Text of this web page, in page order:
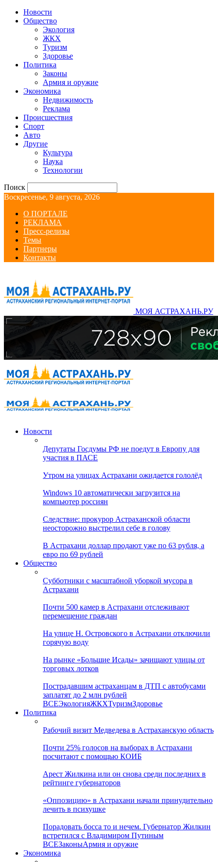
Новости
Общество
Экология
ЖКХ
Туризм
Здоровье
Политика
Законы
Армия и оружие
Экономика
Недвижимость
Реклама
Происшествия
Спорт
Авто
Другие
Культура
Наука
Технологии
Поиск
Воскресенье, 9 августа, 2026
О ПОРТАЛЕ
РЕКЛАМА
Пресс-релизы
Темы
Партнеры
Контакты
МОЯ АСТРАХАНЬ.РУ
Новости
Депутаты Госдумы РФ не поедут в Европу для
участия в ПАСЕ
Утром на улицах Астрахани ожидается гололёд
Windows 10 автоматически загрузится на
компьютер россиян
Следствие: прокурор Астраханской области
неосторожно выстрелил себе в голову
В Астрахани доллар продают уже по 63 рубля, а
евро по 69 рублей
Общество
Субботники с масштабной уборкой мусора в
Астрахани
Почти 500 камер в Астрахани отслеживают
перемещение граждан
На улице Н. Островского в Астрахани отключили
горячую воду
На рынке «Большие Исады» зачищают улицы от
торговых лотков
Пострадавшим астраханцам в ДТП с автобусами
заплатят до 2 млн рублей
ВСЕЭкологияЖКХТуризмЗдоровье
Политика
Рабочий визит Медведева в Астраханскую область
Почти 25% голосов на выборах в Астрахани
посчитают с помощью КОИБ
Арест Жилкина или он снова среди последних в
рейтинге губернаторов
«Оппозицию» в Астрахани начали принудительно
лечить в психушке
Порадовать босса то и нечем. Губернатор Жилкин
встретился с Владимиром Путиным
ВСЕЗаконыАрмия и оружие
Экономика